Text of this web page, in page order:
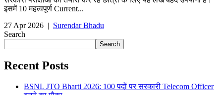
इसमें 10 महत्वपूर्ण Current...
27 Apr 2026 | Surendar Bhadu
Search
Search
Recent Posts
BSNL JTO Bharti 2026: 100 पदों पर सरकारी Telecom Officer